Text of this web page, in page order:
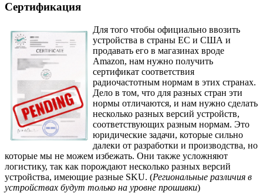
Сертификация
Для того чтобы официально ввозить
устройства в страны ЕС и США и
продавать его в магазинах вроде
Amazon, нам нужно получить
сертификат соответствия
радиочастотным нормам в этих странах.
Дело в том, что для разных стран эти
нормы отличаются, и нам нужно сделать
несколько разных версий устройств,
соответствующих разным нормам. Это
юридические задачи, которые сильно
далеки от разработки и производства, но
которые мы не можем избежать. Они также усложняют
логистику, так как порождают несколько разных версий
устройства, имеющие разные SKU. (Региональные различия в
устройствах будут только на уровне прошивки)